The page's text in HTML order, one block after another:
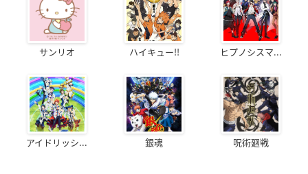
サンリオ ハイキュー!! ヒプノシスマ...
アイドリッシ... 銀魂 呪術廻戦